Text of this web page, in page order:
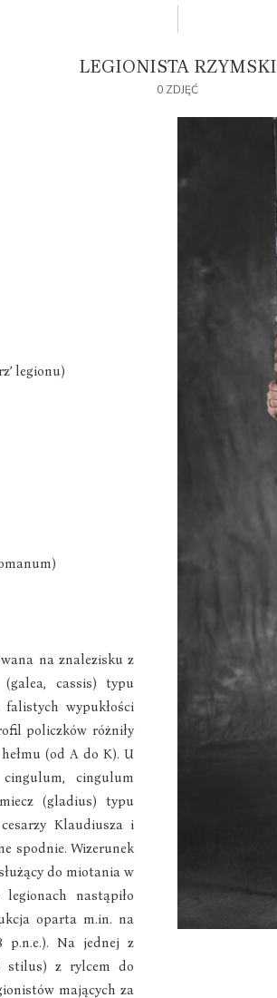
LEGIONISTA RZYMSKI
0 ZDJĘĆ
legionu)
na znalezisku z
cassis) typu
wypukłości
policzków różniły
(od A do K). U
cingulum
(gladius) typu
Klaudiusza i
spodnie. Wizerunek
do miotania w
nastąpiło
oparta m.in. na
p.n.e.). Na jednej z
stilus) z rylcem do
mających za